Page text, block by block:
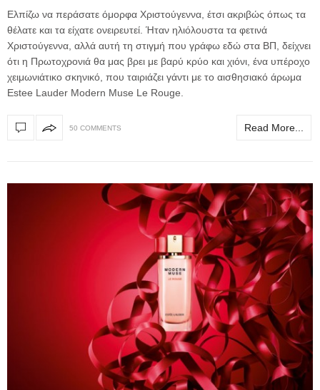
Ελπίζω να περάσατε όμορφα Χριστούγεννα, έτσι ακριβώς όπως τα
θέλατε και τα είχατε ονειρευτεί. Ήταν ηλιόλουστα τα φετινά
Χριστούγεννα, αλλά αυτή τη στιγμή που γράφω εδώ στα ΒΠ, δείχνει
ότι η Πρωτοχρονιά θα μας βρει με βαρύ κρύο και χιόνι, ένα υπέροχο
χειμωνιάτικο σκηνικό, που ταιριάζει γάντι με το αισθησιακό άρωμα
Estee Lauder Modern Muse Le Rouge.
50 COMMENTS Read More...